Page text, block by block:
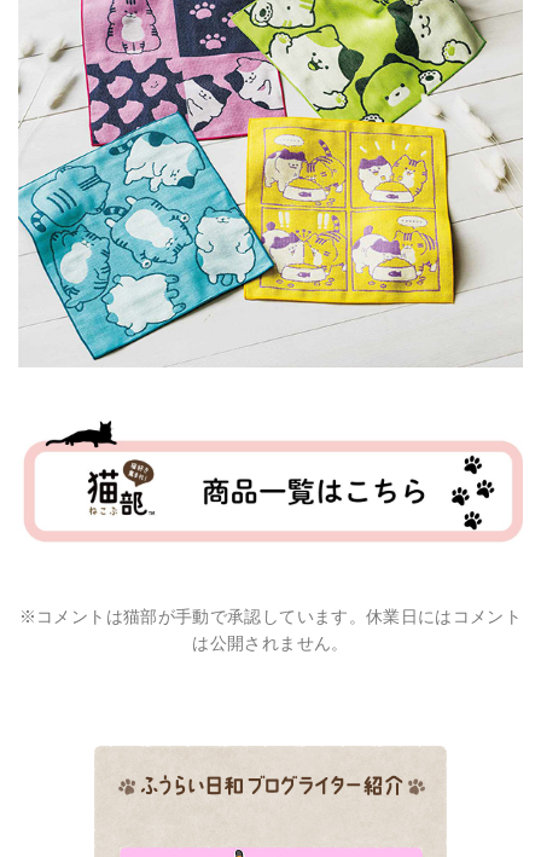
※コメントは猫部が手動で承認しています。休業日にはコメント
は公開されません。